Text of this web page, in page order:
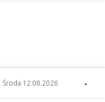
Środa 12.08.2026